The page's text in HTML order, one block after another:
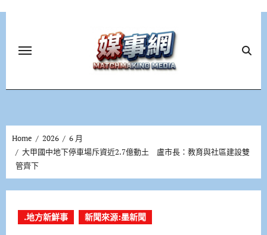
Home 2026
6 月
大甲國中地下停車場斥資近2.7億動土 盧市長：教育與社區建設雙
管齊下
.地方新鮮事 新聞來源:墨新聞